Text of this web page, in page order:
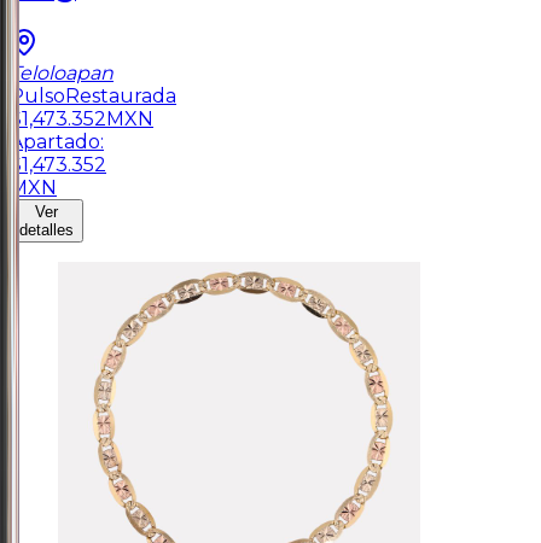
Teloloapan
PulsoRestaurada
$1,473.352MXN
Apartado:
$1,473.352
MXN
Ver
detalles